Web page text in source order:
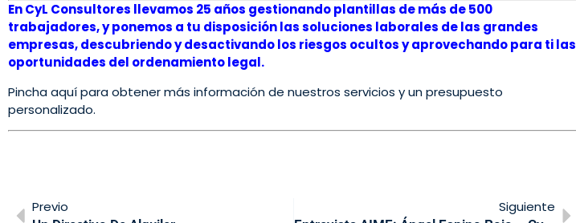
En CyL Consultores llevamos 25 años gestionando plantillas de más de 500
trabajadores, y ponemos a tu disposición las soluciones laborales de las grandes
empresas, descubriendo y desactivando los riesgos ocultos y aprovechando para ti las
oportunidades del ordenamiento legal.
Pincha aquí para obtener más información de nuestros servicios y un presupuesto
personalizado.
Previo Siguiente